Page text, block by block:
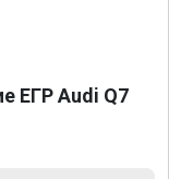
ЕГР Audi Q7